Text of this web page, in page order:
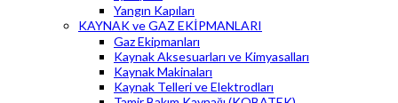
Yangın Kapıları
KAYNAK ve GAZ EKİPMANLARI
Gaz Ekipmanları
Kaynak Aksesuarları ve Kimyasalları
Kaynak Makinaları
Kaynak Telleri ve Elektrodları